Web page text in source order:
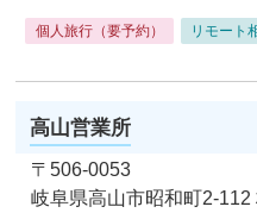
個人旅行（要予約） リモート
高山営業所
〒506-0053
岐阜県高山市昭和町2-112